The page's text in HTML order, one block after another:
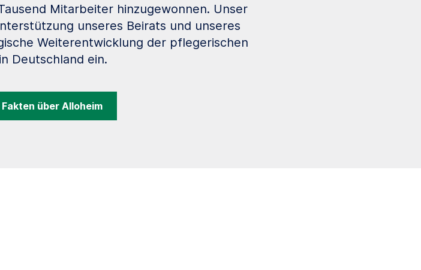
Mitarbeiter hinzugewonnen. Unser
unseres Beirats und unseres
Weiterentwicklung der pflegerischen
Deutschland ein.
über Alloheim